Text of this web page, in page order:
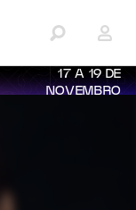
17 A 19 DE
NOVEMBRO